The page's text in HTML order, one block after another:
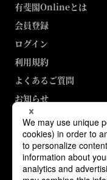
有斐閣Onlineとは
会員登録
ログイン
利用規約
よくあるご質問
お知らせ